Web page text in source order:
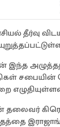
தீர்வு
இந்த
சபையின்
தலைவர்